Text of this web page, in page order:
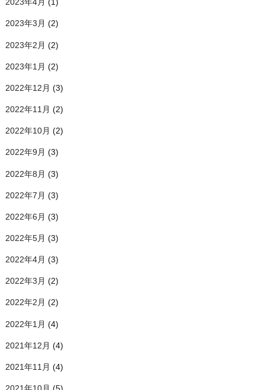
2023年4月 (1)
2023年3月 (2)
2023年2月 (2)
2023年1月 (2)
2022年12月 (3)
2022年11月 (2)
2022年10月 (2)
2022年9月 (3)
2022年8月 (3)
2022年7月 (3)
2022年6月 (3)
2022年5月 (3)
2022年4月 (3)
2022年3月 (2)
2022年2月 (2)
2022年1月 (4)
2021年12月 (4)
2021年11月 (4)